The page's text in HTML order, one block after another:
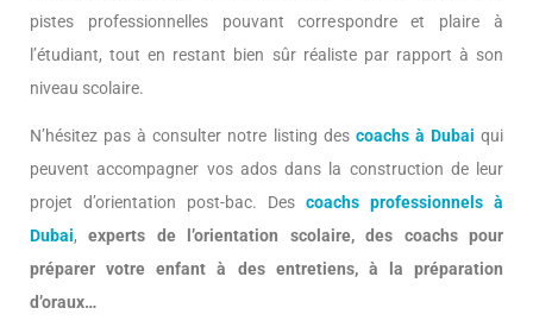
pistes professionnelles pouvant correspondre et plaire à
l’étudiant, tout en restant bien sûr réaliste par rapport à son
niveau scolaire.
N’hésitez pas à consulter notre listing des coachs à Dubai qui
peuvent accompagner vos ados dans la construction de leur
projet d’orientation post-bac. Des coachs professionnels à
Dubai,experts de l’orientation scolaire, des coachs pour
préparer votre enfant à des entretiens, à la préparation
d’oraux…